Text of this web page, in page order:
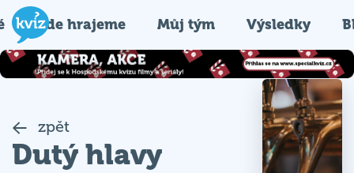
Kde hrajeme Můj tým Výsledky
zpět
Dutý hlavy